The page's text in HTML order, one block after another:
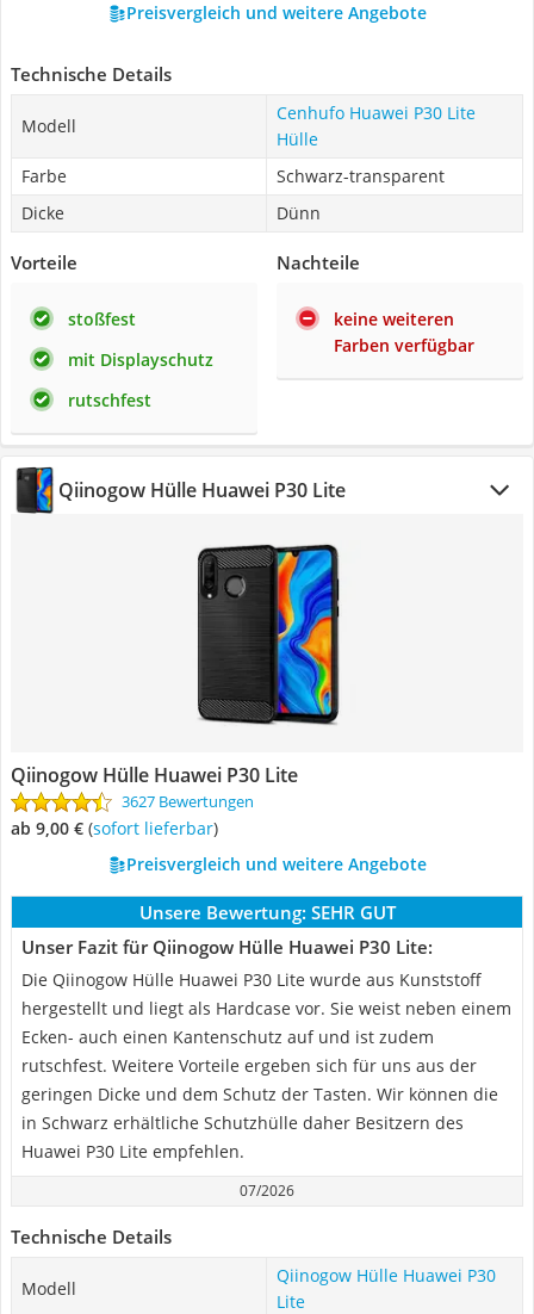
Preisvergleich und weitere Angebote
Technische Details
Modell
Cenhufo Huawei P30 Lite
Hülle
Farbe
Schwarz-transparent
Dicke
Dünn
Vorteile
stoßfest
mit Displayschutz
rutschfest
Nachteile
keine weiteren
Farben verfügbar
Qiinogow Hülle Huawei P30 Lite
Qiinogow Hülle Huawei P30 Lite
3627 Bewertungen
ab 9,00 € ( Sofort lieferbar)
Preisvergleich und weitere Angebote
Unsere Bewertung: SEHR GUT
Unser Fazit für Qiinogow Hülle Huawei P30 Lite:
Die Qiinogow Hülle Huawei P30 Lite wurde aus Kunststoff
hergestellt und liegt als Hardcase vor. Sie weist neben einem
Ecken- auch einen Kantenschutz auf und ist zudem
rutschfest. Weitere Vorteile ergeben sich für uns aus der
geringen Dicke und dem Schutz der Tasten. Wir können die
in Schwarz erhältliche Schutzhülle daher Besitzern des
Huawei P30 Lite empfehlen.
07/2026
Technische Details
Modell
Qiinogow Hülle Huawei P30
Lite